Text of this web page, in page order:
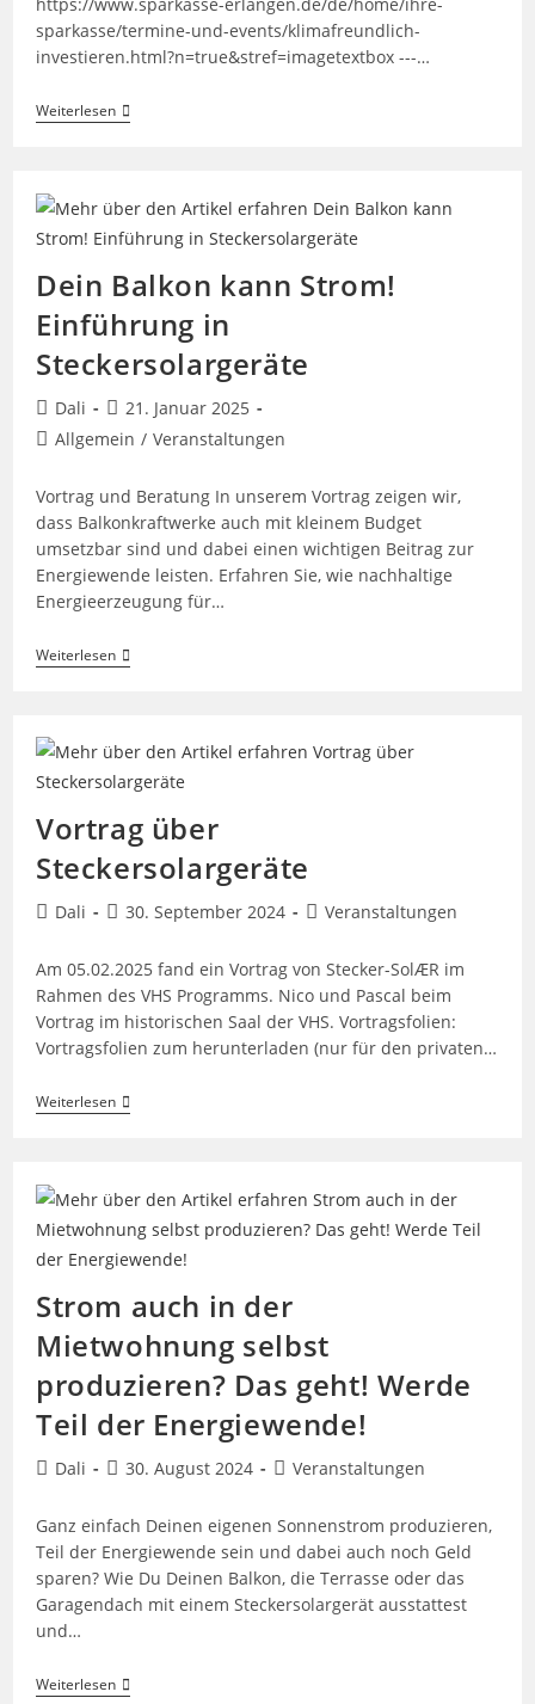
sparkasse/termine-und-events/klimafreundlich-
investieren.html?n=true&stref=imagetextbox ---…
WeiterlesenKurzvortrag
Steckersolargeräte
Dein Balkon kann Strom!
Einführung in
Steckersolargeräte
Beitrags-
Autor:
Dali
Beitrag
veröffentlicht:
21. Januar 2025
Beitrags-
Allgemein / Veranstaltungen
Vortrag und Beratung In unserem Vortrag zeigen wir,
dass Balkonkraftwerke auch mit kleinem Budget
umsetzbar sind und dabei einen wichtigen Beitrag zur
Energiewende leisten. Erfahren Sie, wie nachhaltige
Energieerzeugung für…
WeiterlesenDein
Balkon
In
Vortrag über
Steckersolargeräte
Beitrags-
Dali
Beitrag
30. September 2024
Beitrags-
Veranstaltungen
Am 05.02.2025 fand ein Vortrag von Stecker-SolÆR im
Rahmen des VHS Programms. Nico und Pascal beim
Vortrag im historischen Saal der VHS. Vortragsfolien:
Vortragsfolien zum herunterladen (nur für den privaten…
WeiterlesenVortrag
Über
Strom auch in der
Mietwohnung selbst
produzieren? Das geht! Werde
Teil der Energiewende!
Beitrags-
Dali
Beitrag
30. August 2024
Beitrags-
Veranstaltungen
Ganz einfach Deinen eigenen Sonnenstrom produzieren,
Teil der Energiewende sein und dabei auch noch Geld
sparen? Wie Du Deinen Balkon, die Terrasse oder das
Garagendach mit einem Steckersolargerät ausstattest
und…
WeiterlesenStrom